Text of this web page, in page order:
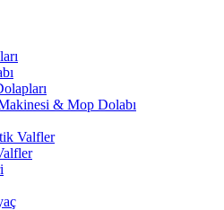
& Mop Dolabı
Valfler